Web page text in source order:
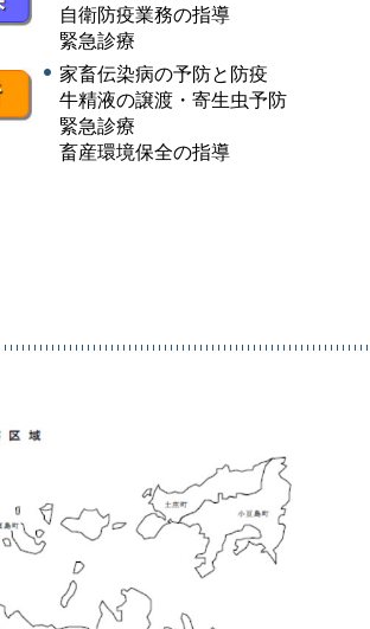
自衛防疫業務の指導
緊急診療
家畜伝染病の予防と防疫
牛精液の譲渡・寄生虫予防
緊急診療
畜産環境保全の指導